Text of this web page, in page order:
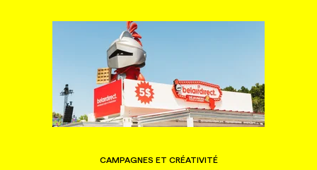
CAMPAGNES ET CRÉATIVITÉ